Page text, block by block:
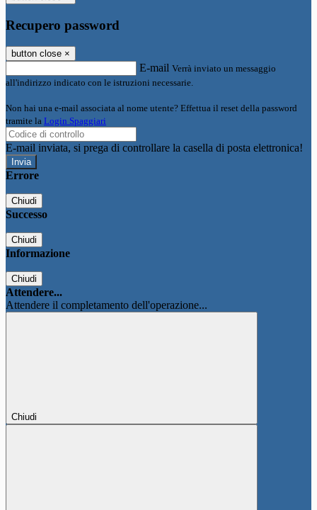
Recupero password
button close ×
E-mail Verrà inviato un messaggio
all'indirizzo indicato con le istruzioni necessarie.
Non hai una e-mail associata al nome utente? Effettua il reset della password
tramite la Login Spaggiari
E-mail inviata, si prega di controllare la casella di posta elettronica!
Errore
Chiudi
Successo
Chiudi
Informazione
Chiudi
Attendere...
Attendere il completamento dell'operazione...
Chiudi